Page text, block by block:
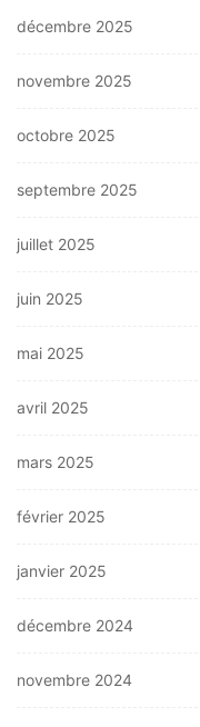
décembre 2025
novembre 2025
octobre 2025
septembre 2025
juillet 2025
juin 2025
mai 2025
avril 2025
mars 2025
février 2025
janvier 2025
décembre 2024
novembre 2024